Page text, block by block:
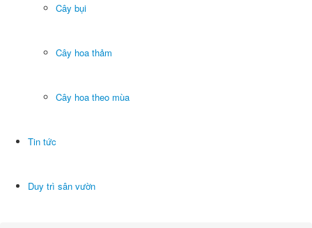
Cây bụi
Cây hoa thảm
Cây hoa theo mùa
Tin tức
Duy trì sân vườn